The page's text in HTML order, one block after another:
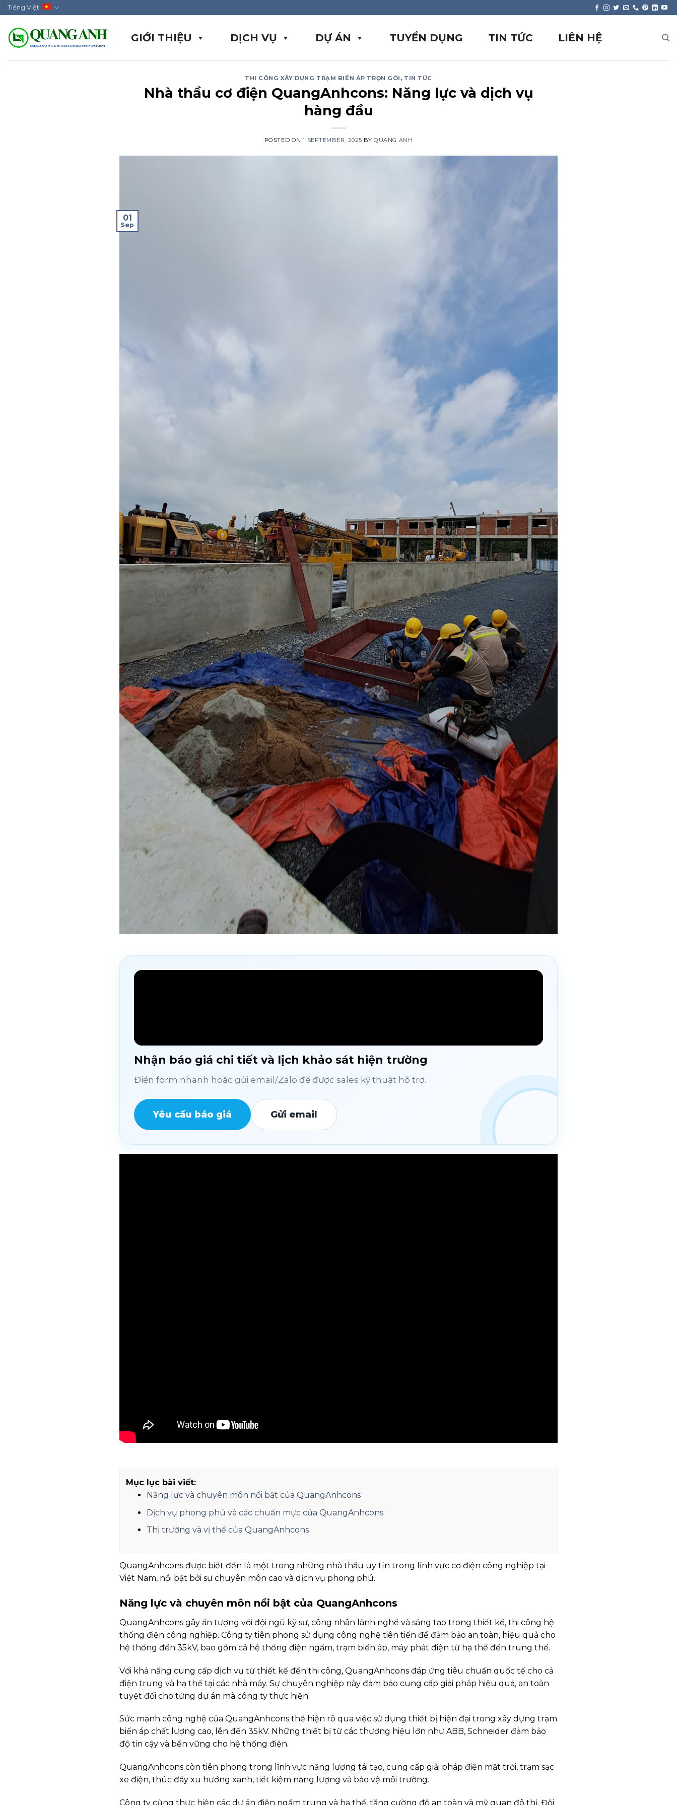
Skip
to
content
Tiếng Việt
GIỚI THIỆU DỊCH VỤ DỰ ÁN TUYỂN DỤNG TIN TỨC LIÊN HỆ
THI CÔNG XÂY DỰNG TRẠM BIẾN ÁP TRỌN GÓI , TIN TỨC
Nhà thầu cơ điện QuangAnhcons: Năng lực và dịch vụ
hàng đầu
POSTED ON1 SEPTEMBER, 2025 BYQUANG ANH
01
Sep
Nhận báo giá chi tiết và lịch khảo sát hiện trường
Điền form nhanh hoặc gửi email/Zalo để được sales kỹ thuật hỗ trợ.
Yêu cầu báo giá Gửi email
Mục lục bài viết:
Năng lực và chuyên môn nổi bật của QuangAnhcons
Dịch vụ phong phú và các chuẩn mực của QuangAnhcons
Thị trường và vị thế của QuangAnhcons
QuangAnhcons được biết đến là một trong những nhà thầu uy tín trong lĩnh vực cơ điện công nghiệp tại
Việt Nam, nổi bật bởi sự chuyên môn cao và dịch vụ phong phú.
Năng lực và chuyên môn nổi bật của QuangAnhcons
QuangAnhcons gây ấn tượng với đội ngũ kỹ sư, công nhân lành nghề và sáng tạo trong thiết kế, thi công hệ
thống điện công nghiệp. Công ty tiên phong sử dụng công nghệ tiên tiến để đảm bảo an toàn, hiệu quả cho
hệ thống đến 35kV, bao gồm cả hệ thống điện ngầm, trạm biến áp, máy phát điện từ hạ thế đến trung thế.
Với khả năng cung cấp dịch vụ từ thiết kế đến thi công, QuangAnhcons đáp ứng tiêu chuẩn quốc tế cho cả
điện trung và hạ thế tại các nhà máy. Sự chuyên nghiệp này đảm bảo cung cấp giải pháp hiệu quả, an toàn
tuyệt đối cho từng dự án mà công ty thực hiện.
Sức mạnh công nghệ của QuangAnhcons thể hiện rõ qua việc sử dụng thiết bị hiện đại trong xây dựng trạm
biến áp chất lượng cao, lên đến 35kV. Những thiết bị từ các thương hiệu lớn như ABB, Schneider đảm bảo
độ tin cậy và bền vững cho hệ thống điện.
QuangAnhcons còn tiên phong trong lĩnh vực năng lượng tái tạo, cung cấp giải pháp điện mặt trời, trạm sạc
xe điện, thúc đẩy xu hướng xanh, tiết kiệm năng lượng và bảo vệ môi trường.
Công ty cũng thực hiện các dự án điện ngầm trung và hạ thế, tăng cường độ an toàn và mỹ quan đô thị. Đội